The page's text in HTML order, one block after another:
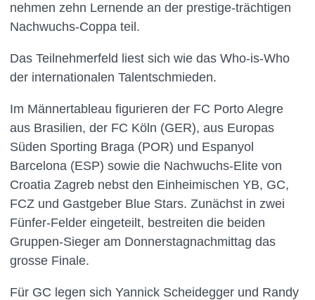
nehmen zehn Lernende an der prestige-trächtigen
Nachwuchs-Coppa teil.
Das Teilnehmerfeld liest sich wie das Who-is-Who
der internationalen Talentschmieden.
Im Männertableau figurieren der FC Porto Alegre
aus Brasilien, der FC Köln (GER), aus Europas
Süden Sporting Braga (POR) und Espanyol
Barcelona (ESP) sowie die Nachwuchs-Elite von
Croatia Zagreb nebst den Einheimischen YB, GC,
FCZ und Gastgeber Blue Stars. Zunächst in zwei
Fünfer-Felder eingeteilt, bestreiten die beiden
Gruppen-Sieger am Donnerstagnachmittag das
grosse Finale.
Für GC legen sich Yannick Scheidegger und Randy